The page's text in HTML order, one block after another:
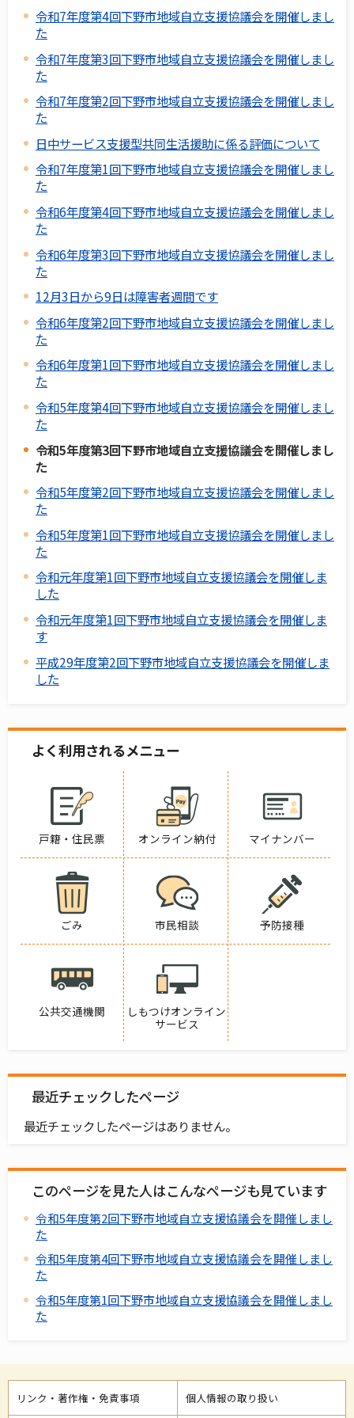
令和7年度第4回下野市地域自立支援協議会を開催しまし
た
令和7年度第3回下野市地域自立支援協議会を開催しまし
た
令和7年度第2回下野市地域自立支援協議会を開催しまし
た
日中サービス支援型共同生活援助に係る評価について
令和7年度第1回下野市地域自立支援協議会を開催しまし
た
令和6年度第4回下野市地域自立支援協議会を開催しまし
た
令和6年度第3回下野市地域自立支援協議会を開催しまし
た
12月3日から9日は障害者週間です
令和6年度第2回下野市地域自立支援協議会を開催しまし
た
令和6年度第1回下野市地域自立支援協議会を開催しまし
た
令和5年度第4回下野市地域自立支援協議会を開催しまし
た
令和5年度第3回下野市地域自立支援協議会を開催しまし
た
令和5年度第2回下野市地域自立支援協議会を開催しまし
た
令和5年度第1回下野市地域自立支援協議会を開催しまし
た
令和元年度第1回下野市地域自立支援協議会を開催しま
した
令和元年度第1回下野市地域自立支援協議会を開催しま
す
平成29年度第2回下野市地域自立支援協議会を開催しま
した
よく利用されるメニュー
戸籍・住民票 オンライン納付 マイナンバー
ごみ 市民相談 予防接種
公共交通機関
しもつけオンライン
サービス
最近チェックしたページ
最近チェックしたページはありません。
このページを見た人はこんなページも見ています
令和5年度第2回下野市地域自立支援協議会を開催しまし
た
令和5年度第4回下野市地域自立支援協議会を開催しまし
た
令和5年度第1回下野市地域自立支援協議会を開催しまし
た
リンク・著作権・免責事項 個人情報の取り扱い